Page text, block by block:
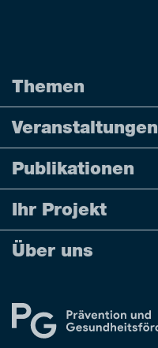
Themen
Veranstaltungen
Publikationen
Ihr Projekt
Über uns